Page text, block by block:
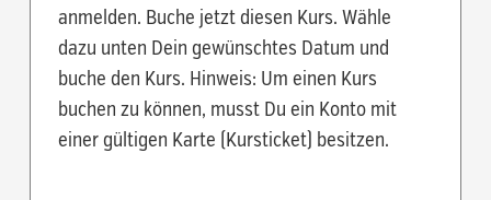
anmelden. Buche jetzt diesen Kurs. Wähle
dazu unten Dein gewünschtes Datum und
buche den Kurs. Hinweis: Um einen Kurs
buchen zu können, musst Du ein Konto mit
einer gültigen Karte (Kursticket) besitzen.